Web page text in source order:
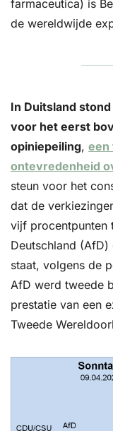
farmaceutica) is
de wereldwijde
In Duitsland
voor het eerst
opiniepeiling, een
ontevredenheid
steun voor het
dat de
vijf procentpunten
Deutschland
staat, volgens de
AfD werd tweede
prestatie van een
Tweede